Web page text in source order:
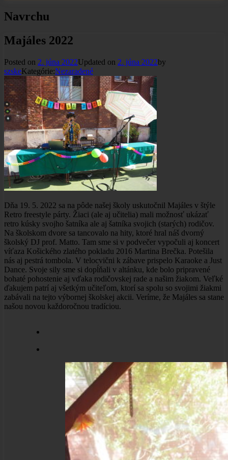
Navrchu
Majáles 2022
Posted on 2. júna 2022Updated on 2. júna 2022by
szskeKategórie:Nezaradené
Dňa 19. 5. 2022 sa na pôde našej školy uskutočnil Majáles v štýle
Retro freestyle párty. Žiaci (ale aj učitelia) mali možnosť ukázať
retro kúsky svojho šatníka ale aj šatníka svojich (starých) rodičov.
Na školskom dvore sa tancovalo na hity, ktoré hral náš dvorný
školský DJ prof. Matto. Tam sme si v podvečer vypočuli aj koncert
víťaza Košického zlatého pokladu 2016 Martina Brečka. Potešila
nás aj pestrá tombola. V telocvični k zábave prispelo Karaoke a Just
Dance. Svoje sily sme si dopĺňali v altánku, kde bolo pripravené
bohaté pohostenie aj vďaka rodičovskej rade a našim žiakom. Veľké
ďakujem patrí aj všetkým učiteľom, ktorí sa spolu so svojimi žiakmi
zabávali na tejto výbornej školskej akcii. Veríme, že Majáles sa stane
našou novou každoročnou tradíciou.